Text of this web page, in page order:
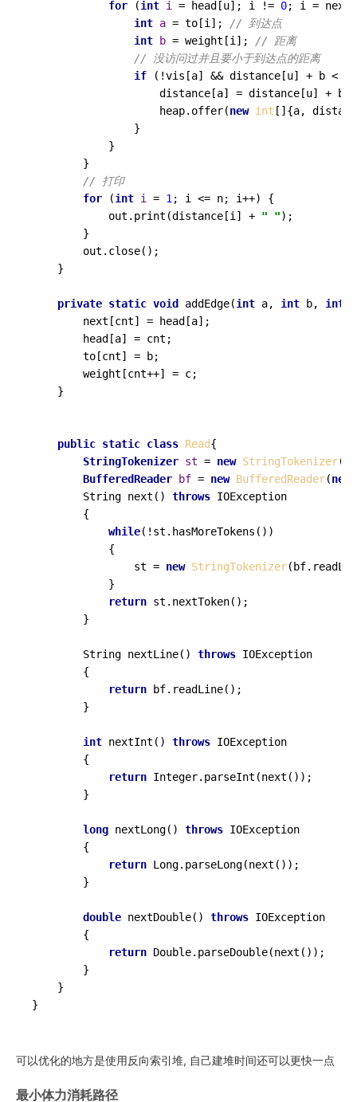
for (int i = head[u]; i != 0; i =
int a = to[i]; // 到达点
int
b = weight[i]; // 距离
// 没访问过并且要小于到达点的距离
if (!vis[a] && distance[u] + b <
                    distance[a] = distance[u] + b;
                    heap.offer(
new int []{a,
                }
            }
        }
// 打印
for (int i = 1; i <= n; i++) {
            out.print(distance[i] +
" ");
        }
        out.close();
    }
private static void addEdge(int a, int b, int
        next[cnt] = head[a];
        head[a] = cnt;
        to[cnt] = b;
        weight[cnt++] = c;
    }
public static class Read{
StringTokenizer st = new StringTokenizer(
BufferedReader
bf = new BufferedReader(new
        String
next () throws IOException
        {
while(!st.hasMoreTokens())
            {
                st =
new StringTokenizer
            }
return st.nextToken();
        }
        String
nextLine() throws IOException
        {
return bf.readLine();
        }
int nextInt () throws IOException
        {
return Integer.parseInt(next());
        }
long nextLong() throws IOException
        {
return Long.parseLong(next());
        }
double nextDouble() throws IOException
        {
return Double.parseDouble(next());
        }
    }
可以优化的地方是使用反向索引堆, 自己建堆时间还可以更快一点
最小体力消耗路径